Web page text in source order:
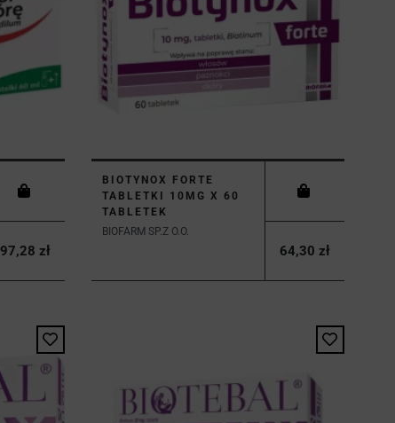
97,28 zł
BIOTYNOX FORTE
TABLETKI 10MG X 60
TABLETEK
BIOFARM SP.Z O.O.
64,30 zł